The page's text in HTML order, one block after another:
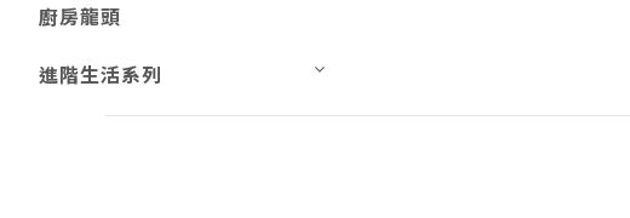
廚房龍頭
進階生活系列